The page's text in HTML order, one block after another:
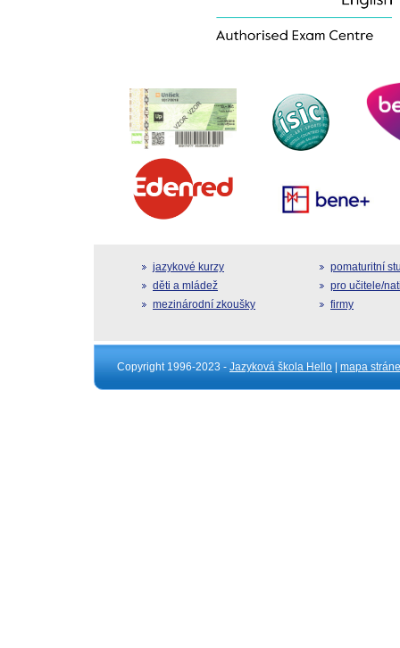
jazykové kurzy
děti a mládež
mezinárodní zkoušky
pomaturitní
pro učitele/
firmy
Copyright 1996-2023 - Jazyková škola Hello | mapa